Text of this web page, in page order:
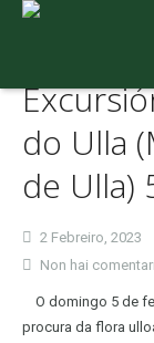
do Ulla
de Ulla)
2 Febreiro, 2023
Non hai
O domingo 5 de
procura da flora